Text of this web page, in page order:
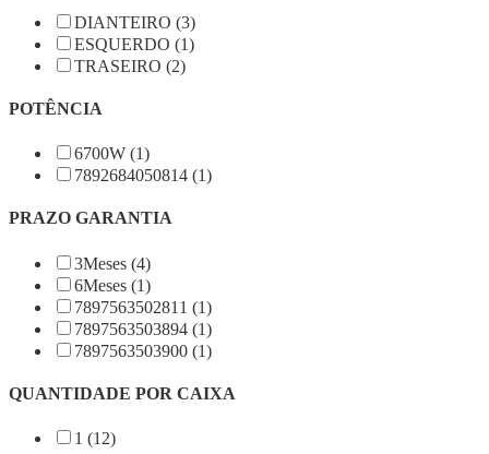
DIANTEIRO (3)
ESQUERDO (1)
TRASEIRO (2)
POTÊNCIA
6700W (1)
7892684050814 (1)
PRAZO GARANTIA
3Meses (4)
6Meses (1)
7897563502811 (1)
7897563503894 (1)
7897563503900 (1)
QUANTIDADE POR CAIXA
1 (12)